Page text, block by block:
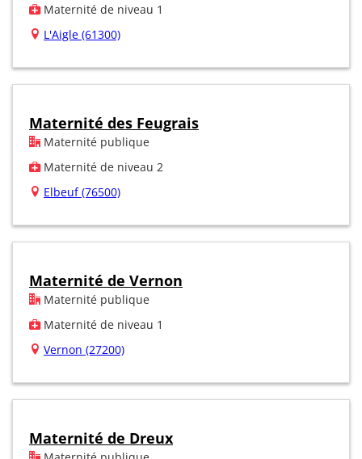
Maternité de niveau 1
L'Aigle (61300)
Maternité des Feugrais
Maternité publique
Maternité de niveau 2
Elbeuf (76500)
Maternité de Vernon
Maternité publique
Maternité de niveau 1
Vernon (27200)
Maternité de Dreux